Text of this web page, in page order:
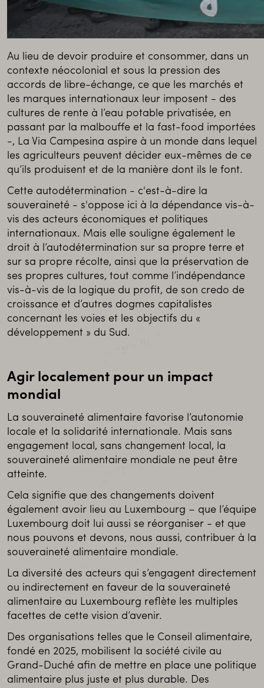
Au lieu de devoir produire et consommer, dans un
contexte néocolonial et sous la pression des
accords de libre-échange, ce que les marchés et
les marques internationaux leur imposent - des
cultures de rente à l’eau potable privatisée, en
passant par la malbouffe et la fast-food importées
-, La Via Campesina aspire à un monde dans lequel
les agriculteurs peuvent décider eux-mêmes de ce
qu’ils produisent et de la manière dont ils le font.
Cette autodétermination - c'est-à-dire la
souveraineté - s'oppose ici à la dépendance vis-à-
vis des acteurs économiques et politiques
internationaux. Mais elle souligne également le
droit à l’autodétermination sur sa propre terre et
sur sa propre récolte, ainsi que la préservation de
ses propres cultures, tout comme l’indépendance
vis-à-vis de la logique du profit, de son credo de
croissance et d’autres dogmes capitalistes
concernant les voies et les objectifs du «
développement » du Sud.
Agir localement pour un impact
mondial
La souveraineté alimentaire favorise l’autonomie
locale et la solidarité internationale. Mais sans
engagement local, sans changement local, la
souveraineté alimentaire mondiale ne peut être
atteinte.
Cela signifie que des changements doivent
également avoir lieu au Luxembourg – que l’équipe
Luxembourg doit lui aussi se réorganiser - et que
nous pouvons et devons, nous aussi, contribuer à la
souveraineté alimentaire mondiale.
La diversité des acteurs qui s’engagent directement
ou indirectement en faveur de la souveraineté
alimentaire au Luxembourg reflète les multiples
facettes de cette vision d’avenir.
Des organisations telles que le Conseil alimentaire,
fondé en 2025, mobilisent la société civile au
Grand-Duché afin de mettre en place une politique
alimentaire plus juste et plus durable. Des